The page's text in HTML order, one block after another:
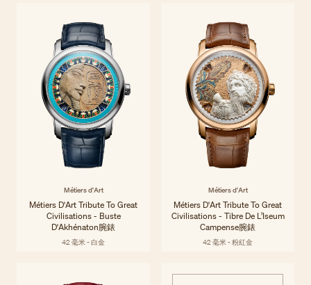
Métiers d'Art
Métiers d’Art藝術大師系列以可穿戴的藝術作品頌揚文化與創意。 江詩丹
頓的工藝大師們承襲橫跨數百年精湛技藝，從全球各地的裝飾藝術傳統汲
取靈感。
探索系列
Métiers d'Art
Métiers D'Art Tribute To Great
Civilisations - Buste
D'Akhénaton腕錶
42 毫米 - 白金
Métiers d'Art
Métiers D'Art Tribute To Great
Civilisations - Tibre De L’Iseum
Campense腕錶
42 毫米 - 粉紅金